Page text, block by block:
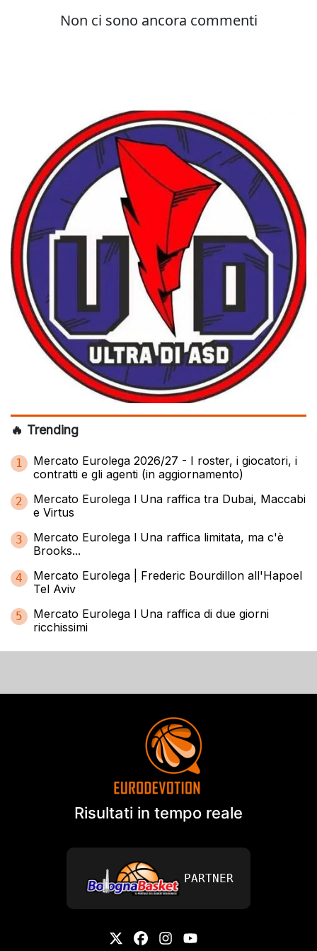
🔥 Trending
1
Mercato Eurolega 2026/27 - I roster, i giocatori, i
contratti e gli agenti (in aggiornamento)
2
Mercato Eurolega l Una raffica tra Dubai, Maccabi
e Virtus
3
Mercato Eurolega l Una raffica limitata, ma c'è
Brooks...
4
Mercato Eurolega | Frederic Bourdillon all'Hapoel
Tel Aviv
5
Mercato Eurolega l Una raffica di due giorni
ricchissimi
Risultati in tempo reale
PARTNER